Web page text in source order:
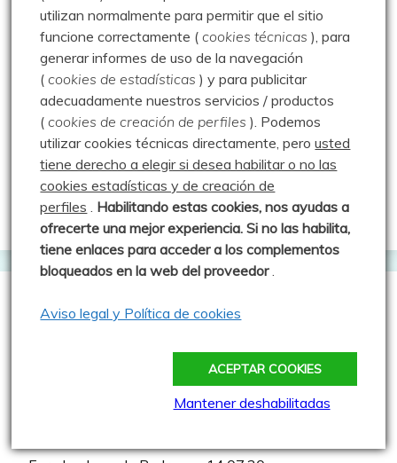
Integral de Fuentes Carrionas
– 28.12.13
Publicado: 28 diciembre 2013
Espectacular día para esta ruta en la
que se han batido todos los records conocidos. Cuatro
3 comments
Los Chozos de Villafría y más – 15.08.19
Escalada – Orbaneja del Castillo – Escalada –
utilizan normalmente para permitir que el sitio
funcione correctamente (cookies técnicas ), para
generar informes de uso de la navegación
(cookies de estadísticas ) y para publicitar
adecuadamente nuestros servicios / productos
(cookies de creación de perfiles ). Podemos
utilizar cookies técnicas directamente, perousted
tiene derecho a elegir si desea habilitar o no las
cookies estadísticas y de creación de
perfiles . Habilitando estas cookies, nos ayudas a
ofrecerte una mejor experiencia. Si no las habilita,
tiene enlaces para acceder a los complementos
bloqueados en la web del proveedor.
Aviso legal y Política de cookies
ACEPTAR COOKIES
Mantener deshabilitadas